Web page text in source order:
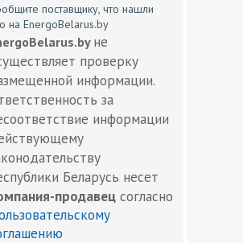
поставщику, что нашли
на EnergoBelarus.by
не
проверку
информации.
за
информации
Беларусь несет
продавец согласно